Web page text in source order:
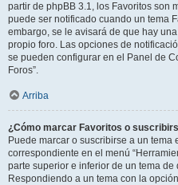
partir de phpBB 3.1, los Favoritos son
puede ser notificado cuando un tema
embargo, se le avisará de que hay
propio foro. Las opciones de
se pueden configurar en el Panel de
Foros”.
Arriba
¿Cómo marcar Favoritos o
Puede marcar o suscribirse a un
correspondiente en el menú
parte superior e inferior de un tema de
Respondiendo a un tema con la